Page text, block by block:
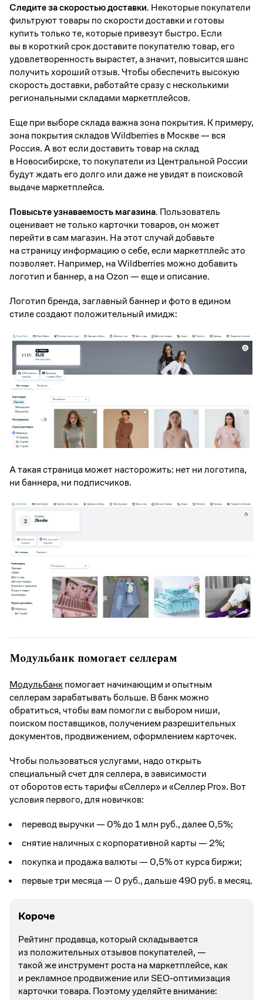
Следите за скоростью доставки. Некоторые покупатели
фильтруют товары по скорости доставки и готовы
купить только те, которые привезут быстро. Если
вы в короткий срок доставите покупателю товар, его
удовлетворенность вырастет, а значит, повысится шанс
получить хороший отзыв. Чтобы обеспечить высокую
скорость доставки, работайте сразу с несколькими
региональными складами маркетплейсов.
Еще при выборе склада важна зона покрытия. К примеру,
зона покрытия складов Wildberries в Москве — вся
Россия. А вот если доставить товар на склад
в Новосибирске, то покупатели из Центральной России
будут ждать его долго или даже не увидят в поисковой
выдаче маркетплейса.
Повысьте узнаваемость магазина. Пользователь
оценивает не только карточки товаров, он может
перейти в сам магазин. На этот случай добавьте
на страницу информацию о себе, если маркетплейс это
позволяет. Например, на Wildberries можно добавить
логотип и баннер, а на Ozon — еще и описание.
Логотип бренда, заглавный баннер и фото в едином
стиле создают положительный имидж:
А такая страница может насторожить: нет ни логотипа,
ни баннера, ни подписчиков.
Модульбанк помогает селлерам
Модульбанкпомогает начинающим и опытным
селлерам зарабатывать больше. В банк можно
обратиться, чтобы вам помогли с выбором ниши,
поиском поставщиков, получением разрешительных
документов, продвижением, оформлением карточек.
Чтобы пользоваться услугами, надо открыть
специальный счет для селлера, в зависимости
от оборотов есть тарифы «Cеллер» и «Селлер Pro». Вот
условия первого, для новичков:
перевод выручки — 0% до 1 млн руб., далее 0,5%;
снятие наличных с корпоративной карты — 2%;
покупка и продажа валюты — 0,5% от курса биржи;
первые три месяца — 0 руб., дальше 490 руб. в месяц.
Короче
Рейтинг продавца, который складывается
из положительных отзывов покупателей, —
такой же инструмент роста на маркетплейсе, как
и рекламное продвижение или SEO-оптимизация
карточки товара. Поэтому уделяйте внимание: